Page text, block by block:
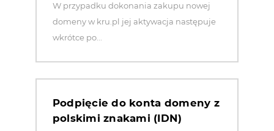
W przypadku dokonania zakupu nowej
domeny w kru.pl jej aktywacja następuje
wkrótce po...
Podpięcie do konta domeny z
polskimi znakami (IDN)